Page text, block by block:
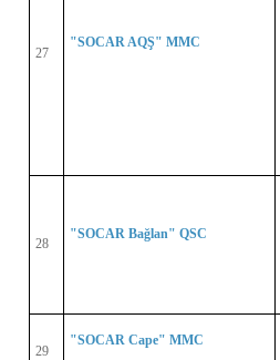
27
"SOCAR AQŞ" MMC
28
"SOCAR Bağlan" QSC
29
"SOCAR Cape" MMC